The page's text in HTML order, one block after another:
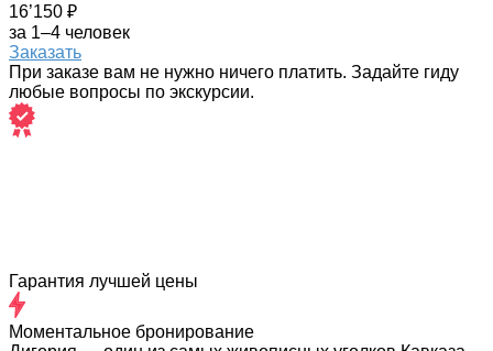
16’150 ₽
за 1–4 человек
Заказать
При заказе вам не нужно ничего платить. Задайте гиду
любые вопросы по экскурсии.
Гарантия лучшей цены
Моментальное бронирование